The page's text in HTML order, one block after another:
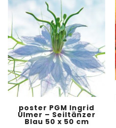
poster PGM Ingrid
Ulmer – Seiltänzer
Blau 50 x 50 cm